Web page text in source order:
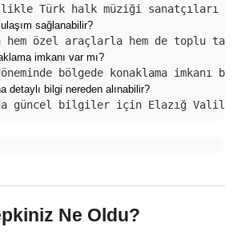
Türk halk müziği sanatçıları
sağlanabilir?
hem özel araçlarla hem de toplu
imkanı var mı?
bölgede konaklama imkanı
detaylı bilgi nereden alınabilir?
güncel bilgiler için Elazığ
Ne Oldu?